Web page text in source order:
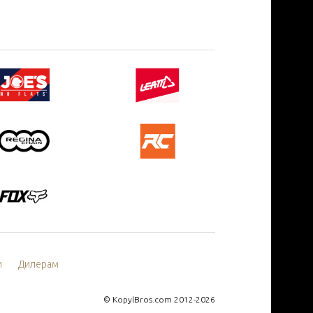
Дилерам
© KopylBros.com 2012-2026